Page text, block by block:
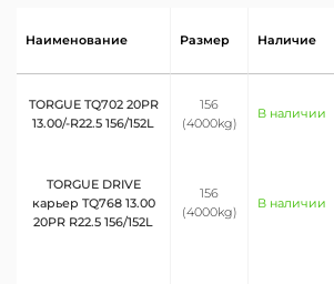
Наименование Размер Наличие
TORGUE TQ702 20PR
13.00/-R22.5 156/152L
156
(4000kg)
В наличии
TORGUE DRIVE
карьер TQ768 13.00
20PR R22.5 156/152L
156
(4000kg)
В наличии